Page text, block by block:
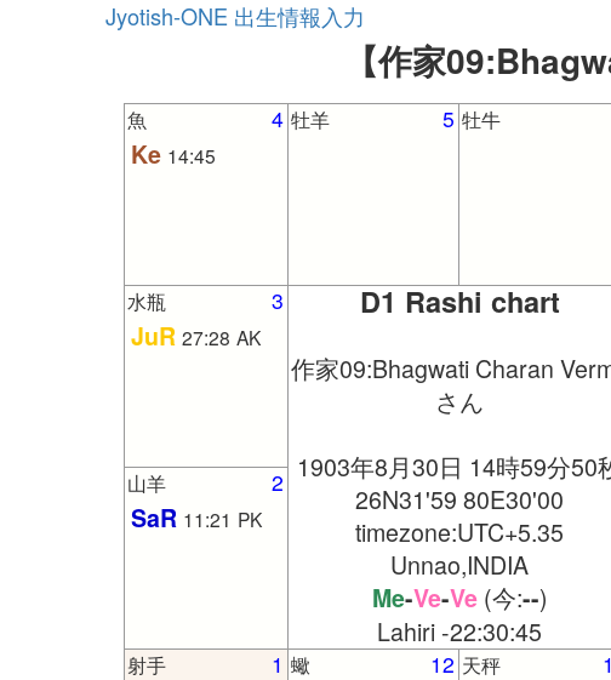
Jyotish-ONE 出生情報入力
【作家
4
魚
Ke 14:45
5
牡羊 牡牛
3
水瓶
JuR 27:28 AK
D1 Rashi chart
作家09:Bhagwati Charan
さん
1903年8月30日 14時59分50
26N31'59 80E30'00
timezone:UTC+5.35
Unnao,INDIA
Me-Ve-Ve(今:--)
Lahiri -22:30:45
2
山羊
SaR 11:21 PK
1
射手 12
蠍 天秤